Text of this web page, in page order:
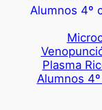
Plasma
Alumnos